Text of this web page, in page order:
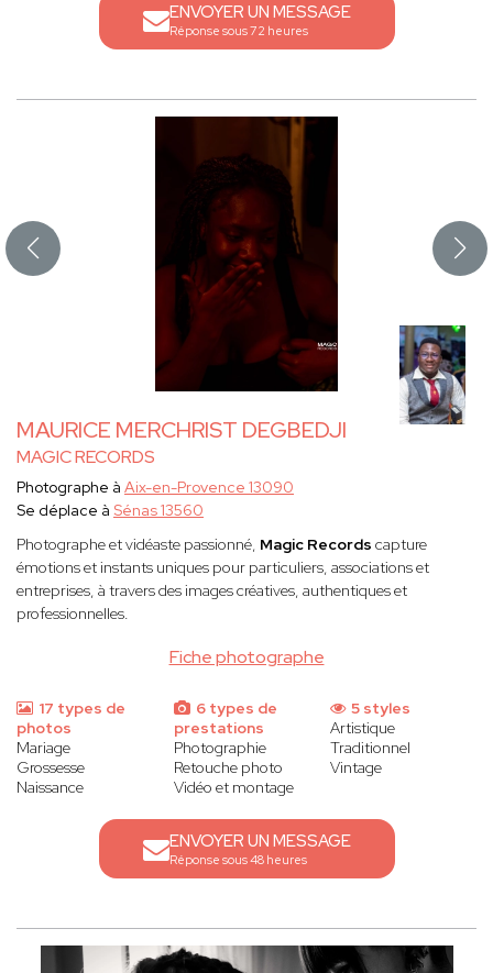
ENVOYER UN MESSAGE
Réponse sous 72 heures
MAURICE MERCHRIST DEGBEDJI
MAGIC RECORDS
Fiche photographe
Photographe à Aix-en-Provence 13090
Se déplace à Sénas 13560
Photographe et vidéaste passionné, Magic Records capture
émotions et instants uniques pour particuliers, associations et
entreprises, à travers des images créatives, authentiques et
professionnelles.
17 types de
photos
Mariage
Grossesse
Naissance
6 types de
prestations
Photographie
Retouche photo
Vidéo et montage
5 styles
Artistique
Traditionnel
Vintage
ENVOYER UN MESSAGE
Réponse sous 48 heures